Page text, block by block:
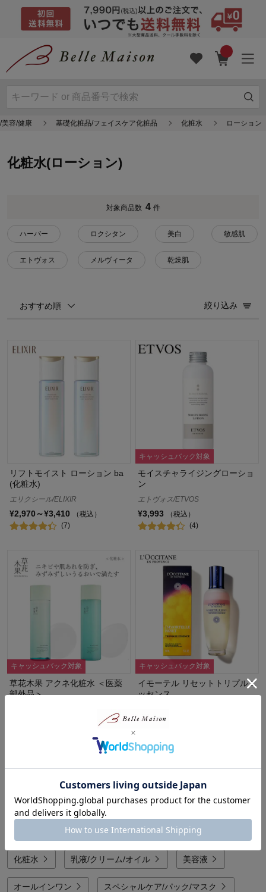
美容/健康 基礎化粧品/フェイスケア化粧品 化粧水 ローション
化粧水(ローション)
対象商品数 4 件
ハーバー
エトヴォス
ロクシタン
メルヴィータ
美白
乾燥肌
敏感肌
おすすめ順 絞り込み
リフトモイスト ローション ba
(化粧水)
エリクシール/ELIXIR
¥2,970～¥3,410
（税込）
(7)
キャッシュバック対象
モイスチャライジングローショ
ン
エトヴォス/ETVOS
¥3,993
（税込）
(4)
キャッシュバック対象
草花木果 アクネ化粧水 ＜医薬
部外品＞
キャッシュバック対象
イモーテル リセットトリプルエ
ッセンス
¥5,500～¥11,000
1
他のカテゴリから探す
洗顔料/洗顔石鹸 クレンジング/メイク落とし
化粧水 乳液/クリーム/オイル 美容液
オールインワン スペシャルケア/パック/マスク